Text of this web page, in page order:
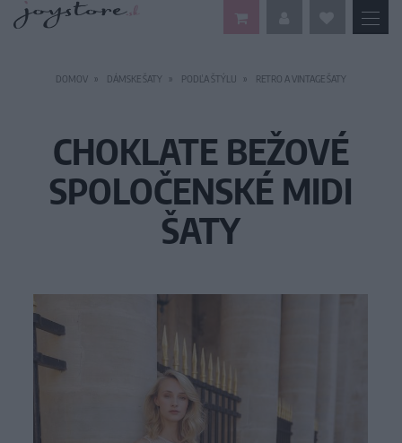
DOMOV DÁMSKE ŠATY PODĽA ŠTÝLU RETRO A VINTAGE ŠATY
CHOKLATE BEŽOVÉ
SPOLOČENSKÉ MIDI
ŠATY